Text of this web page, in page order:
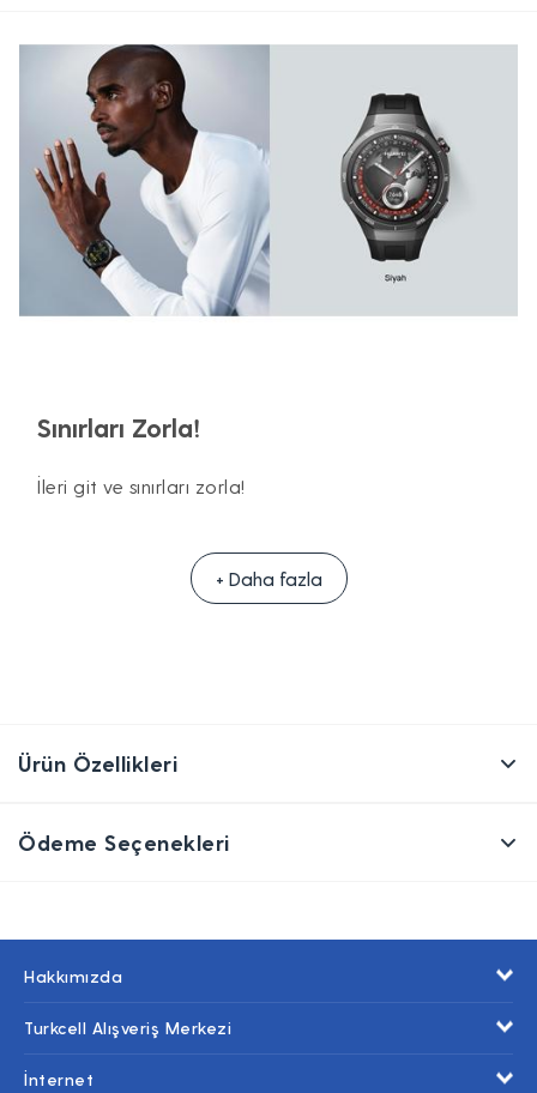
Sınırları Zorla!
İleri git ve sınırları zorla!
+ Daha fazla
Ürün Özellikleri
Ödeme Seçenekleri
Hakkımızda
Turkcell Alışveriş Merkezi
İnternet